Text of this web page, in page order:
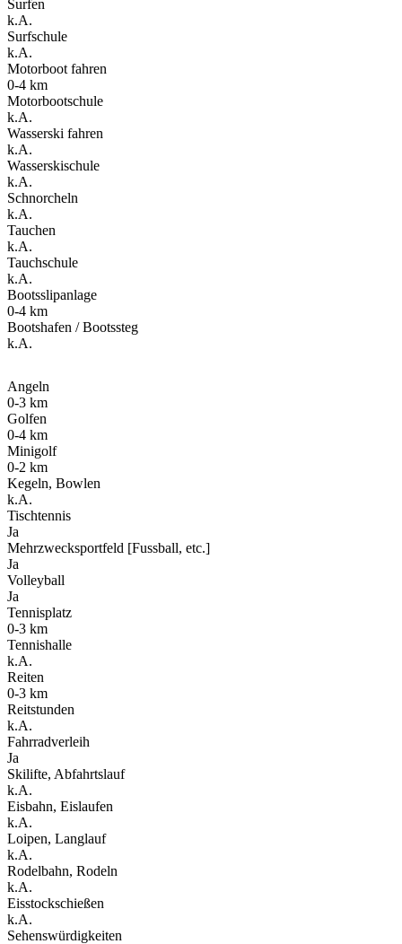
Surfen
k.A.
Surfschule
k.A.
Motorboot fahren
0-4 km
Motorbootschule
k.A.
Wasserski fahren
k.A.
Wasserskischule
k.A.
Schnorcheln
k.A.
Tauchen
k.A.
Tauchschule
k.A.
Bootsslipanlage
0-4 km
Bootshafen / Bootssteg
k.A.
Angeln
0-3 km
Golfen
0-4 km
Minigolf
0-2 km
Kegeln, Bowlen
k.A.
Tischtennis
Ja
Mehrzwecksportfeld [Fussball, etc.]
Ja
Volleyball
Ja
Tennisplatz
0-3 km
Tennishalle
k.A.
Reiten
0-3 km
Reitstunden
k.A.
Fahrradverleih
Ja
Skilifte, Abfahrtslauf
k.A.
Eisbahn, Eislaufen
k.A.
Loipen, Langlauf
k.A.
Rodelbahn, Rodeln
k.A.
Eisstockschießen
k.A.
Sehenswürdigkeiten